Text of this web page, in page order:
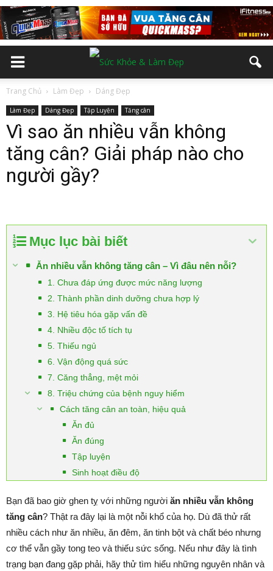
Trang Chủ Làm Đẹp Dáng Đẹp
Làm Đẹp Dáng Đẹp Tập Luyện Tăng cân
Vì sao ăn nhiều vẫn không
tăng cân? Giải pháp nào cho
người gầy?
Mục lục bài biết
Ăn nhiều vẫn không tăng cân – Vì đâu nên nỗi?
1. Chưa đáp ứng được mức năng lượng
2. Thành phần dinh dưỡng chưa hợp lý
3. Hệ tiêu hóa gặp vấn đề
4. Nhiều độc tố tích tụ
5. Thiếu ngủ
6. Vận động quá sức
7. Căng thẳng, mệt mỏi
8. Triệu chứng của bệnh nguy hiểm
Cách tăng cân an toàn, hiệu quả
Ăn đủ
Ăn đúng
Tập luyện
Sinh hoạt điều độ
Bạn đã bao giờ ghen tỵ với những người ăn nhiều vẫn không
tăng cân? Thật ra đây lại là một nỗi khổ của họ. Dù đã thử rất
nhiều cách như ăn nhiều, ăn đêm, ăn tinh bột và chất béo nhưng
cơ thể vẫn gầy tong teo và thiếu sức sống. Nếu như đây là tình
trạng bạn đang gặp phải, hãy thử tìm hiểu những nguyên nhân và